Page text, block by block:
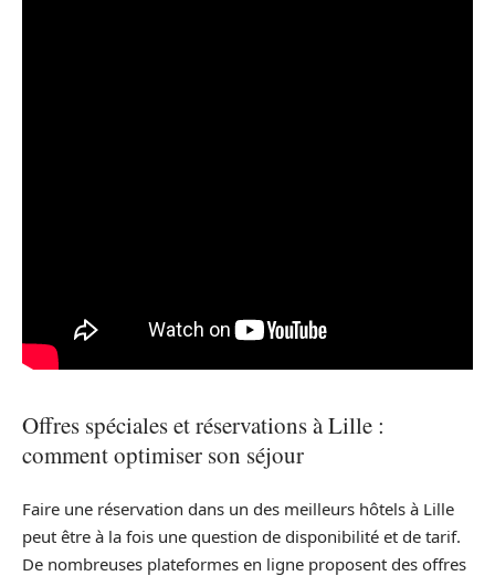
Offres spéciales et réservations à Lille :
comment optimiser son séjour
Faire une réservation dans un des meilleurs hôtels à Lille
peut être à la fois une question de disponibilité et de tarif.
De nombreuses plateformes en ligne proposent des offres